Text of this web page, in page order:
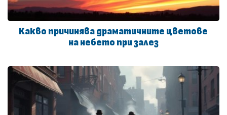
Какво причинява драматичните цветове
на небето при залез